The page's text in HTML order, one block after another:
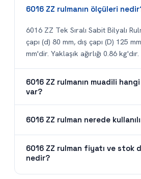
6016 ZZ rulmanın ölçüleri
6016 ZZ Tek Sıralı Sabit Bilyalı
çapı (d) 80 mm, dış çapı (D) 125
mm'dir. Yaklaşık ağırlığı 0.86 kg'dır.
6016 ZZ rulmanın muadili
var?
6016 ZZ rulman nerede
6016 ZZ rulman fiyatı ve stok
nedir?